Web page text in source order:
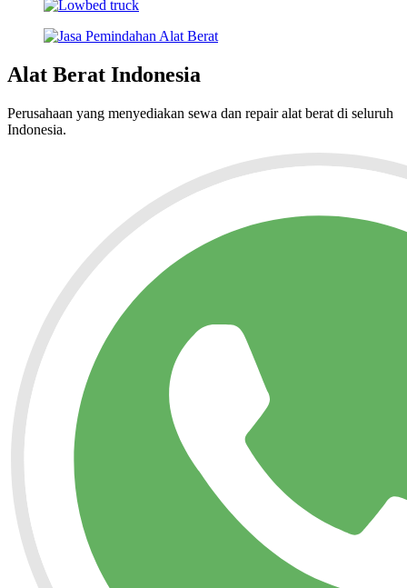
Alat Berat Indonesia
Perusahaan yang menyediakan sewa dan repair alat berat di seluruh
Indonesia.